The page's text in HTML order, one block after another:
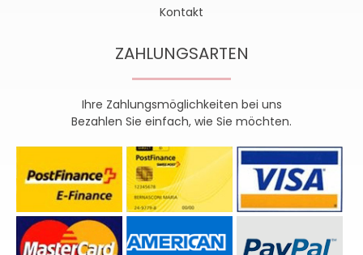
Kontakt
ZAHLUNGSARTEN
Ihre Zahlungsmöglichkeiten bei uns
Bezahlen Sie einfach, wie Sie möchten.